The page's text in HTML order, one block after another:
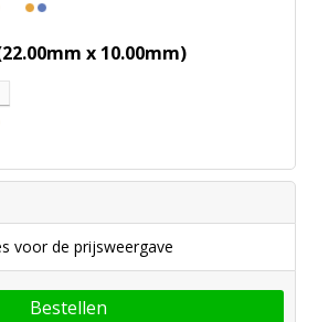
x 10.00mm)
voor de prijsweergave
Bestellen